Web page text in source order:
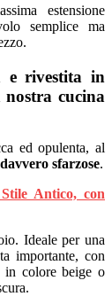
estensione
semplice ma
e rivestita in
cucina
ed opulenta, al
sfarzose.
Antico, con
Ideale per una
importante, con
in colore beige o